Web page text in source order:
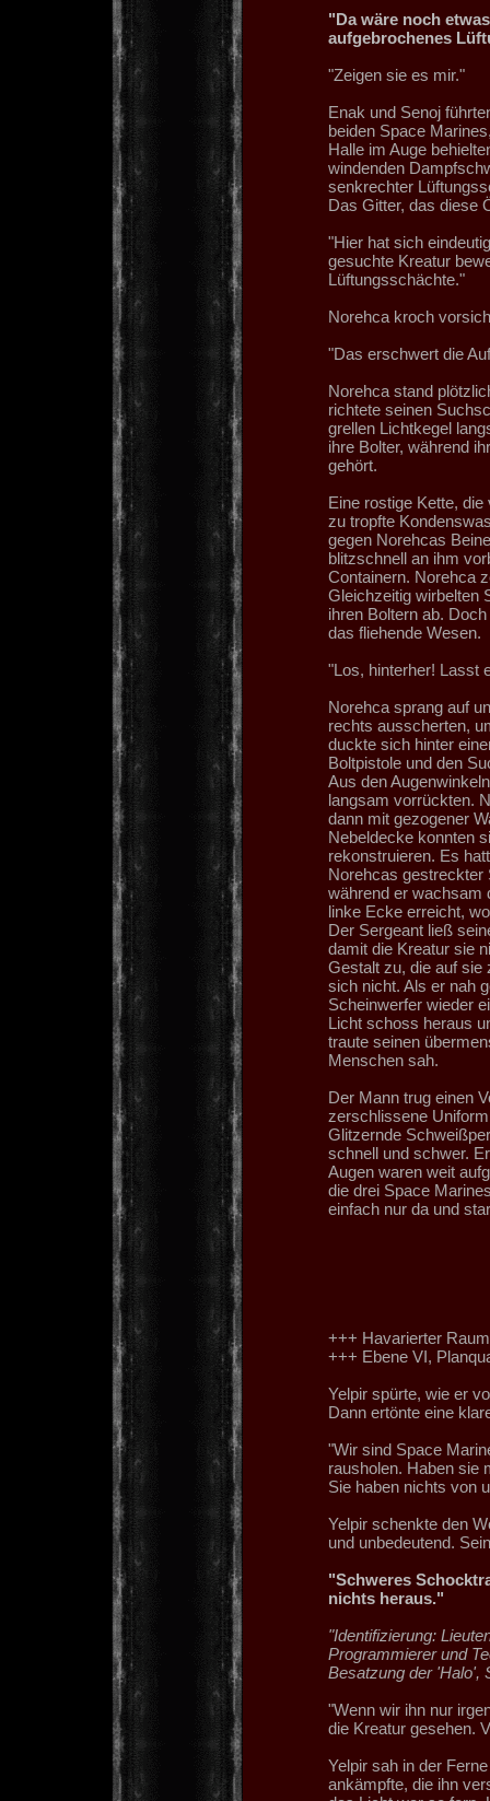
"Da wäre noch
aufgebrochenes
"Zeigen sie es mir."
Enak und Senoj
beiden Space
Halle im Auge
windenden
senkrechter
Das Gitter, das diese
"Hier hat sich
gesuchte Kreatur
Lüftungsschächte."
Norehca kroch
"Das erschwert die
Norehca stand
richtete seinen
grellen Lichtkegel
ihre Bolter, während
gehört.
Eine rostige Kette,
zu tropfte
gegen Norehcas
blitzschnell an ihm
Containern. Norehca
Gleichzeitig wirbelten
ihren Boltern ab.
das fliehende Wesen.
"Los, hinterher! Lasst
Norehca sprang auf
rechts ausscherten,
duckte sich hinter
Boltpistole und den
Aus den
langsam vorrückten.
dann mit gezogener
Nebeldecke konnten
rekonstruieren. Es
Norehcas gestreckter
während er wachsam
linke Ecke erreicht,
Der Sergeant ließ
damit die Kreatur sie
Gestalt zu, die auf sie
sich nicht. Als er nah
Scheinwerfer wieder
Licht schoss heraus
traute seinen
Menschen sah.
Der Mann trug einen
zerschlissene
Glitzernde
schnell und schwer.
Augen waren weit
die drei Space
einfach nur da und
+++ Havarierter
+++ Ebene VI,
Yelpir spürte, wie er
Dann ertönte eine
"Wir sind Space
rausholen. Haben sie
Sie haben nichts von
Yelpir schenkte den
und unbedeutend.
"Schweres
nichts heraus."
"Identifizierung:
Programmierer und
Besatzung der 'Halo',
"Wenn wir ihn nur
die Kreatur gesehen.
Yelpir sah in der
ankämpfte, die ihn